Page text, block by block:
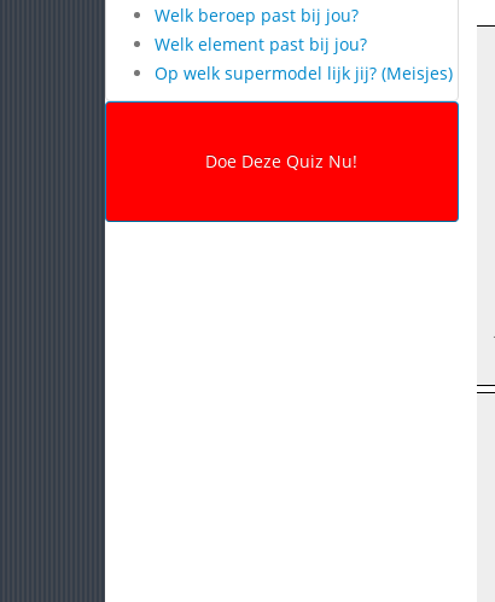
Welk beroep past bij jou?
Welk element past bij jou?
Op welk supermodel lijk jij? (Meisjes)